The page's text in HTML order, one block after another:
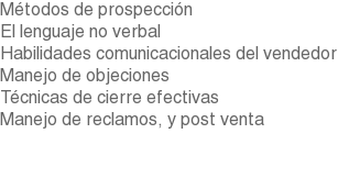
Métodos de prospección
El lenguaje no verbal
Habilidades comunicacionales del vendedor
Manejo de objeciones
Técnicas de cierre efectivas
Manejo de reclamos, y post venta